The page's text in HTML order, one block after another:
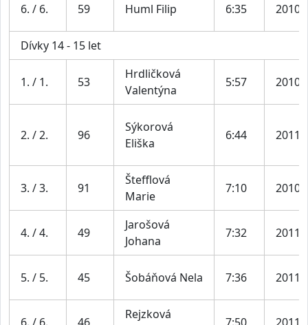
6. / 6. 59 Huml Filip 6:35 2010
Dívky 14 - 15 let
1. / 1. 53
Hrdličková
Valentýna
5:57 2010
2. / 2. 96
Sýkorová
Eliška
6:44 2011
3. / 3. 91
Štefflová
Marie
7:10 2010
4. / 4. 49
Jarošová
Johana
7:32 2011
5. / 5. 45 Šobáňová Nela 7:36 2011
Rejzková